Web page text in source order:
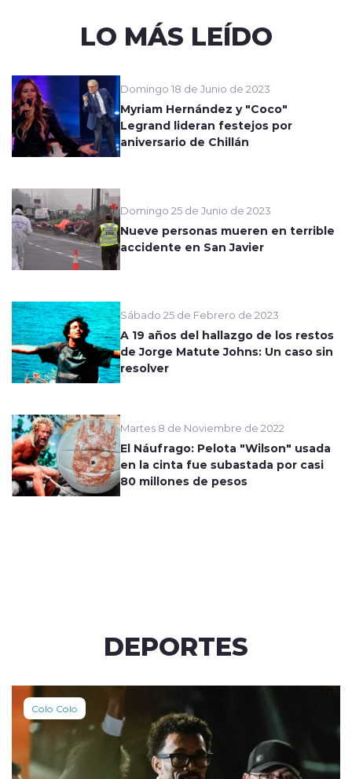
LO MÁS LEÍDO
Domingo 18 de Junio de 2023
Myriam Hernández y "Coco"
Legrand lideran festejos por
aniversario de Chillán
Domingo 25 de Junio de 2023
Nueve personas mueren en terrible
accidente en San Javier
Sábado 25 de Febrero de 2023
A 19 años del hallazgo de los restos
de Jorge Matute Johns: Un caso sin
resolver
Martes 8 de Noviembre de 2022
El Náufrago: Pelota "Wilson" usada
en la cinta fue subastada por casi
80 millones de pesos
DEPORTES
Colo Colo